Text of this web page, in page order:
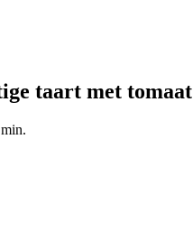
taart met tomaat